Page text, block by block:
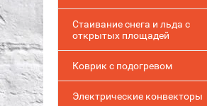
Стаивание снега и льда с
открытых площадей
Коврик с подогревом
Электрические конвекторы